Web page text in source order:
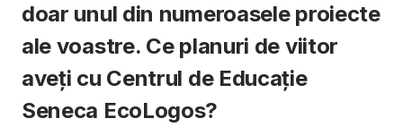
doar unul din numeroasele proiecte
ale voastre. Ce planuri de viitor
aveți cu Centrul de Educație
Seneca EcoLogos?